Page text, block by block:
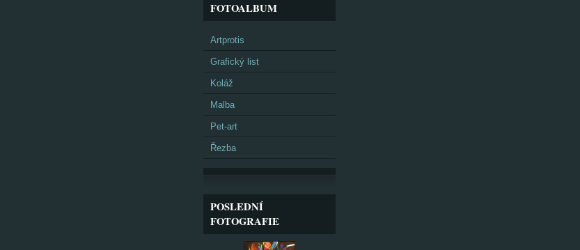
FOTOALBUM
Artprotis
Grafický list
Koláž
Malba
Pet-art
Řezba
POSLEDNÍ
FOTOGRAFIE